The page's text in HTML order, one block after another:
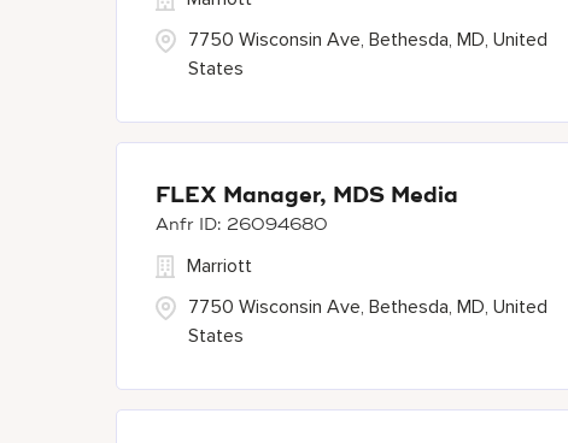
7750 Wisconsin Ave, Bethesda, MD, United
States
FLEX Manager, MDS Media
26094680
7750 Wisconsin Ave, Bethesda, MD, United
States
Marriott